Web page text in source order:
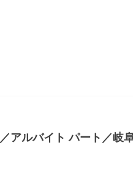
アルバイト パート／岐